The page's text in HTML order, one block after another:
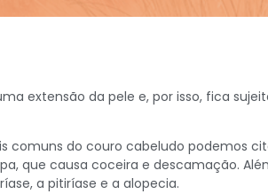
extensão da pele e, por isso, fica
comuns do couro cabeludo podemos
que causa coceira e descamação.
a pitiríase e a alopecia.